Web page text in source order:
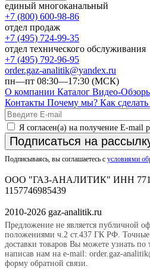
единый многоканальный
+7 (800) 600-98-86
отдел продаж
+7 (495) 724-99-35
отдел технического обслуживания
+7 (495) 792-96-95
order.gaz-analitik@yandex.ru
пн—пт 08:30—17:30 (МСК)
О компании Каталог Видео-
Контакты Почему мы? Как сделать
Я согласен(а) на получение E-mail
Подписаться на
Подписываясь, вы соглашаетесь с условиями
ООО "ГАЗ-АНАЛИТИК" ИНН
1157746985439
2010-2026 gaz-analitik.ru
Предложение не является публичной
положениями ч.2 ст.437 ГК РФ. Точные
доставки товаров Вы можете узнать
написав нам на e-mail: order.gaz-
форму обратной связи.